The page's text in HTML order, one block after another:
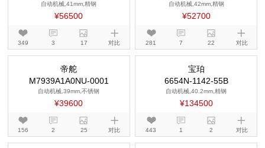
自动机械,41mm,精钢
¥56500
349 3 17 对比
自动机械,42mm,精钢
¥52700
281 7 22 对比
帝舵
M7939A1A0NU-0001
自动机械,39mm,不锈钢
¥39600
156 2 25 对比
宝珀
6654N-1142-55B
自动机械,40.2mm,精钢
¥134500
443 1 2 对比